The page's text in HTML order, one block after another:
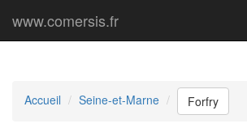
www.comersis.fr
Accueil Seine-et-Marne Forfry